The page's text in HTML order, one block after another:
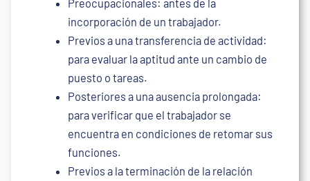
Preocupacionales: antes de la
incorporación de un trabajador.
Previos a una transferencia de actividad:
para evaluar la aptitud ante un cambio de
puesto o tareas.
Posteriores a una ausencia prolongada:
para verificar que el trabajador se
encuentra en condiciones de retomar sus
funciones.
Previos a la terminación de la relación